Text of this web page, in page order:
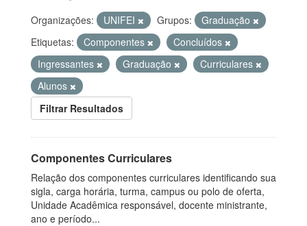
Organizações: UNIFEI Grupos:
Graduação
Etiquetas:
Componentes
Concluídos
Ingressantes
Graduação
Curriculares
Alunos
Filtrar Resultados
Componentes Curriculares
Relação dos componentes curriculares identificando sua
sigla, carga horária, turma, campus ou polo de oferta,
Unidade Acadêmica responsável, docente ministrante,
ano e período...